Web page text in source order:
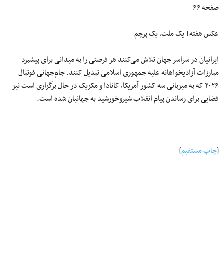
صفحه ۶۶
عکس هفته| یک ملت، یک پرچم
ایرانیان در سراسر جهان تلاش می‌کنند هر فرصتی را به میدانی برای پیشبرد
مبارزات آزادیخواهانه علیه جمهوری اسلامی تبدیل کنند. جام‌جهانی فوتبال
۲۰۲۶ که به میزبانی سه کشور آمریکا، کانادا و مکزیک در حال برگزاری است نیز
فضایی برای رساندن پیام انقلاب شیروخورشید به جهانیان شده است.
[چاپ مستقیم]